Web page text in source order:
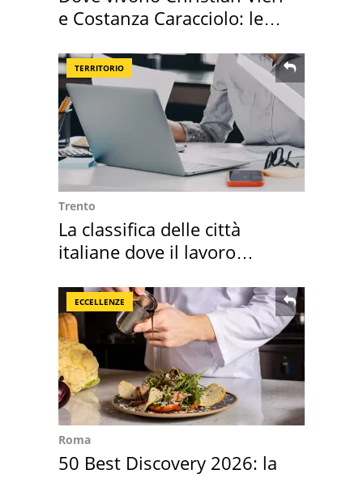
e Costanza Caracciolo: le
TERRITORIO
Trento
La classifica delle città
italiane dove il lavoro
ECCELLENZE
Roma
50 Best Discovery 2026: la